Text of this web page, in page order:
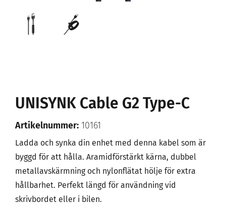
UNISYNK Cable G2 Type-C
Artikelnummer: 10161
Ladda och synka din enhet med denna kabel som är
byggd för att hålla. Aramidförstärkt kärna, dubbel
metallavskärmning och nylonflätat hölje för extra
hållbarhet. Perfekt längd för användning vid
skrivbordet eller i bilen.